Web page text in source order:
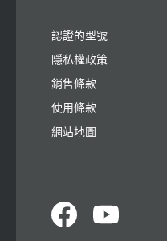
認證的型號
隱私權政策
銷售條款
使用條款
網站地圖